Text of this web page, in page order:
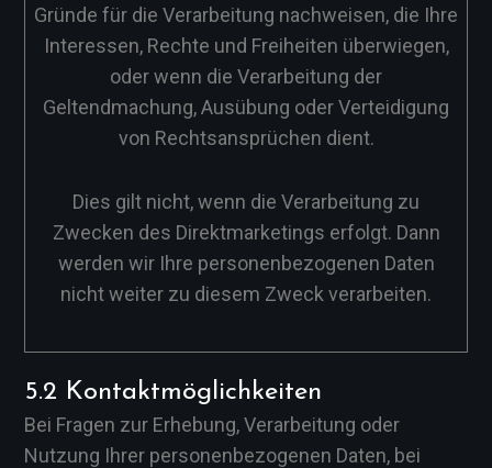
Gründe für die Verarbeitung nachweisen, die Ihre
Interessen, Rechte und Freiheiten überwiegen,
oder wenn die Verarbeitung der
Geltendmachung, Ausübung oder Verteidigung
von Rechtsansprüchen dient.
Dies gilt nicht, wenn die Verarbeitung zu
Zwecken des Direktmarketings erfolgt. Dann
werden wir Ihre personenbezogenen Daten
nicht weiter zu diesem Zweck verarbeiten.
5.2 Kontaktmöglichkeiten
Bei Fragen zur Erhebung, Verarbeitung oder
Nutzung Ihrer personenbezogenen Daten, bei